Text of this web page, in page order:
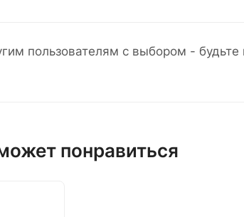
пользователям с выбором -
понравиться